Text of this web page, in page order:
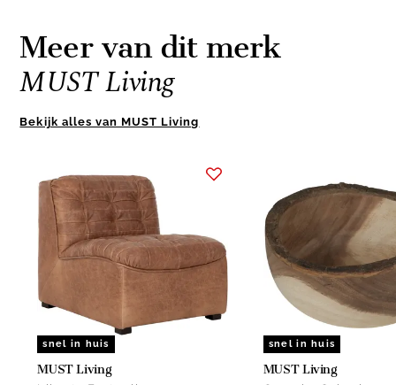
Meer van dit merk
MUST Living
Bekijk alles van MUST Living
snel in huis
MUST Living
snel in huis
MUST Living